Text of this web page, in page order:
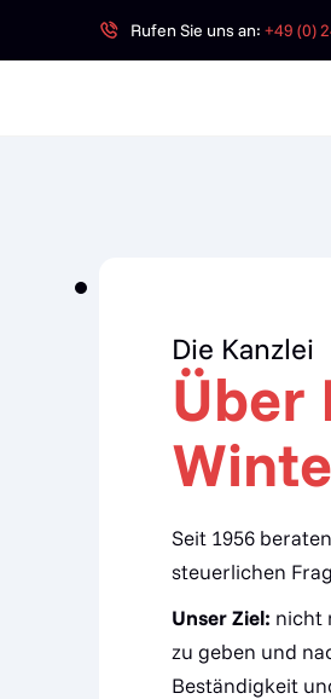
Rufen Sie uns an: +49 (0)
Die Kanzlei
Über
Seit 1956
steuerlichen
Unser Ziel: nicht
zu geben und
Beständigkeit